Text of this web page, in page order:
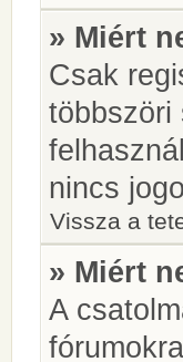
» Miért
Csak
többszöri
nincs
Vissza a
» Miért
A